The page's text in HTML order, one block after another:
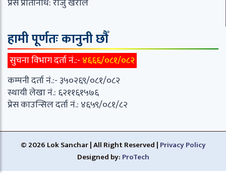
हामी पूर्णतः कानुनी छौँ
सुचना विभाग दर्ता नं.:- ४६६६/०८१/०८२
कम्पनी दर्ता नं.:- ३५०२६९/०८१/०८२
स्थायी लेखा नं.: ६२११६१५७६
प्रेस काउन्सिल दर्ता नं.: ४६५९/०८१/८२
© 2026 Lok Sanchar | All Right Reserved | Privacy Policy
Designed by: ProTech